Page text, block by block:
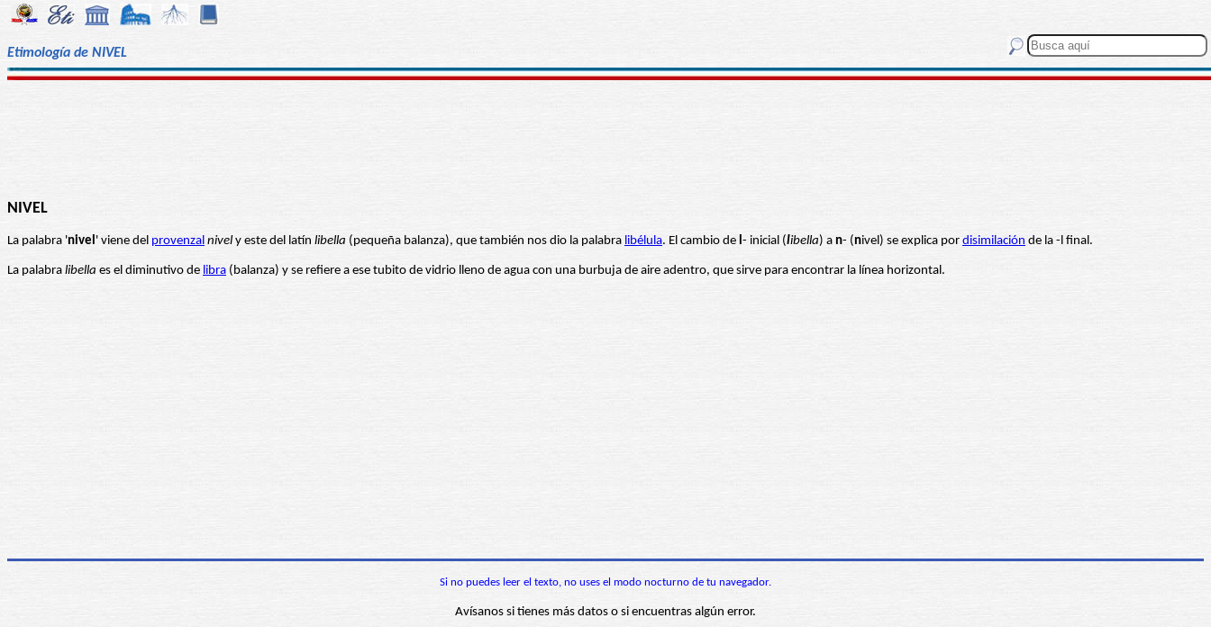
Etimología de NIVEL
NIVEL
La palabra 'nivel' viene del provenzal nivel y este del latín libella (pequeña balanza), que también nos dio la palabra libélula. El cambio de l- inicial (libella) a n- (nivel) se explica por disimilación de la -l final.
La palabra libella es el diminutivo de libra (balanza) y se refiere a ese tubito de vidrio lleno de agua con una burbuja de aire adentro, que sirve para encontrar la línea horizontal.
Si no puedes leer el texto, no uses el modo nocturno de tu navegador.
Avísanos si tienes más datos o si encuentras algún error.